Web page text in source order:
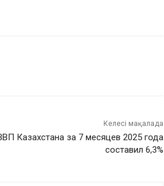
Келесі мақалада
Казахстана за 7 месяцев 2025 года
составил 6,3%